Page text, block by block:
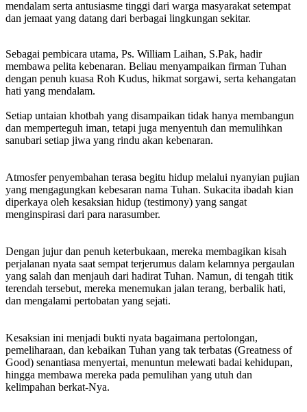
mendalam serta antusiasme tinggi dari warga masyarakat setempat
dan jemaat yang datang dari berbagai lingkungan sekitar.
‎​Sebagai pembicara utama, Ps. William Laihan, S.Pak, hadir
membawa pelita kebenaran. Beliau menyampaikan firman Tuhan
dengan penuh kuasa Roh Kudus, hikmat sorgawi, serta kehangatan
hati yang mendalam.
‎Setiap untaian khotbah yang disampaikan tidak hanya membangun
dan memperteguh iman, tetapi juga menyentuh dan memulihkan
sanubari setiap jiwa yang rindu akan kebenaran.
​Atmosfer penyembahan terasa begitu hidup melalui nyanyian pujian
yang mengagungkan kebesaran nama Tuhan. Sukacita ibadah kian
diperkaya oleh kesaksian hidup (testimony) yang sangat
menginspirasi dari para narasumber.
​Dengan jujur dan penuh keterbukaan, mereka membagikan kisah
perjalanan nyata saat sempat terjerumus dalam kelamnya pergaulan
yang salah dan menjauh dari hadirat Tuhan. Namun, di tengah titik
terendah tersebut, mereka menemukan jalan terang, berbalik hati,
dan mengalami pertobatan yang sejati.
​Kesaksian ini menjadi bukti nyata bagaimana pertolongan,
pemeliharaan, dan kebaikan Tuhan yang tak terbatas (Greatness of
Good) senantiasa menyertai, menuntun melewati badai kehidupan,
hingga membawa mereka pada pemulihan yang utuh dan
kelimpahan berkat-Nya.